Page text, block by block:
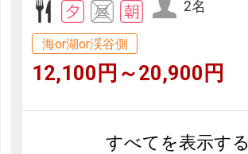
2名
海or湖or渓谷側
12,100円～20,900円
すべてを表示する